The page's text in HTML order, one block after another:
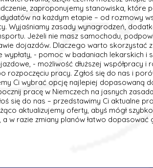
zaproponujemy stanowiska, które
na każdym etapie – od rozmowy
Wyjaśniamy zasady wynagrodzeń,
Jeżeli nie masz samochodu,
dojazdów. Dlaczego warto skorzystać
- pomoc w badaniach lekarskich i
- możliwość dłuższej współpracy i
rozpoczęciu pracy. Zgłoś się do nas i
Ci wybrać opcję najlepiej dopasowaną
pracę w Niemczech na jasnych
się do nas – przedstawimy Ci aktualne
aktualizujemy oferty, abyś mógł
w razie zmiany planów łatwo dopasować